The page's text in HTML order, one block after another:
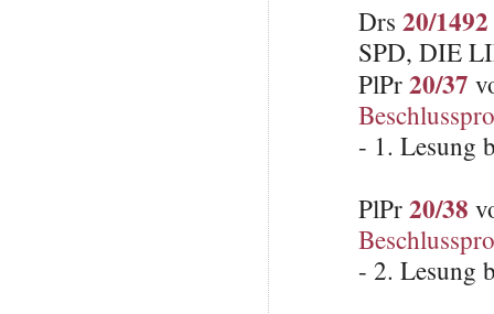
Drs 20/1492
SPD, DIE
PlPr20/37
- 1. Lesung
PlPr20/38
- 2. Lesung